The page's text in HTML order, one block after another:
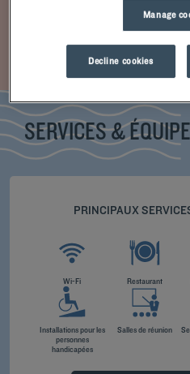
Chambre Standard
SERVICES &
PRINCIPAUX
Wi-Fi Restaurant
Installations pour les
personnes
handicapées
Salles de réunion
Manage
Decline cookies